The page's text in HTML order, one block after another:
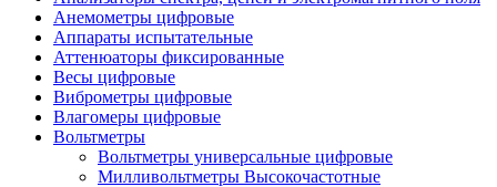
Анемометры цифровые
Аппараты испытательные
Аттенюаторы фиксированные
Весы цифровые
Виброметры цифровые
Влагомеры цифровые
Вольтметры
Вольтметры универсальные цифровые
Милливольтметры Высокочастотные